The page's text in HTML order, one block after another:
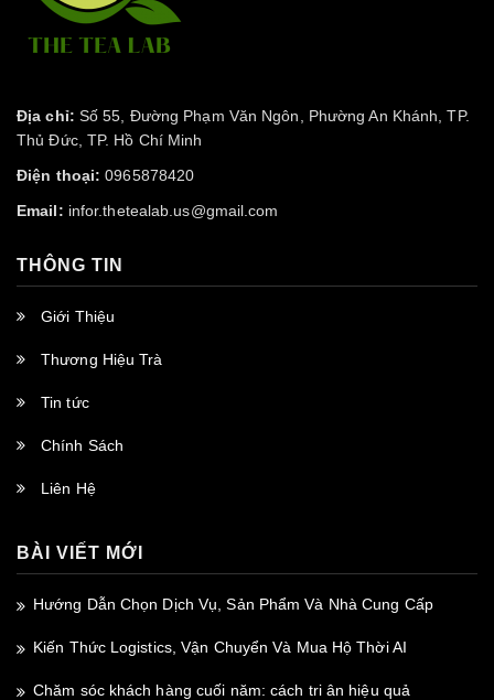
Địa chỉ: Số 55, Đường Phạm Văn Ngôn, Phường An Khánh, TP.
Thủ Đức, TP. Hồ Chí Minh
Điện thoại: 0965878420
Email: infor.thetealab.us@gmail.com
THÔNG TIN
Giới Thiệu
Thương Hiệu Trà
Tin tức
Chính Sách
Liên Hệ
BÀI VIẾT MỚI
Hướng Dẫn Chọn Dịch Vụ, Sản Phẩm Và Nhà Cung Cấp
Kiến Thức Logistics, Vận Chuyển Và Mua Hộ Thời AI
Chăm sóc khách hàng cuối năm: cách tri ân hiệu quả